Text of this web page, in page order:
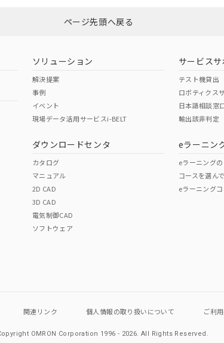
ロードはこちら
応品が混在する可能性があります。
ださい。
ページ先頭へ戻る
ソリューション
解決提案
事例
イベント
現場データ活用サービスi-BELT
ダウンロードセンタ
カタログ
マニュアル
2D CAD
3D CAD
電気制御CAD
ソフトウェア
サービスサ
テスト機貸出
ロボティクス
日本語相談窓
輸出該非判定
eラーニン
eラーニング
コースを選ん
eラーニングコ
関連リンク 個人情報の取り扱いについて ご利
OMRON Corporation 1996 - 2026.All Rights Reserved.